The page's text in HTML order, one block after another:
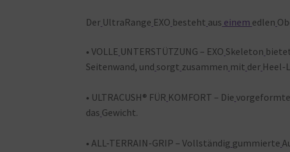
Der UltraRange EXO besteht aus einem edlen
• VOLLE UNTERSTÜTZUNG – EXO Skeleton
Seitenwand, und sorgt zusammen mit der Heel-
• ULTRACUSH® FÜR KOMFORT – Die vorgeformte
das Gewicht.
• ALL-TERRAIN-GRIP – Vollständig gummierte